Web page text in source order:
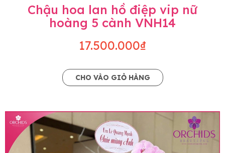
Chậu hoa lan hồ điệp vip nữ
hoàng 5 cành VNH14
17.500.000₫
CHO VÀO GIỎ HÀNG